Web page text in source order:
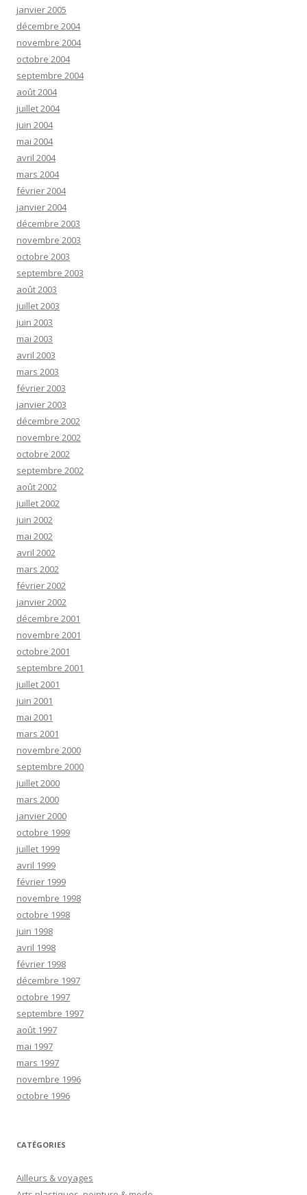
janvier 2005
décembre 2004
novembre 2004
octobre 2004
septembre 2004
août 2004
juillet 2004
juin 2004
mai 2004
avril 2004
mars 2004
février 2004
janvier 2004
décembre 2003
novembre 2003
octobre 2003
septembre 2003
août 2003
juillet 2003
juin 2003
mai 2003
avril 2003
mars 2003
février 2003
janvier 2003
décembre 2002
novembre 2002
octobre 2002
septembre 2002
août 2002
juillet 2002
juin 2002
mai 2002
avril 2002
mars 2002
février 2002
janvier 2002
décembre 2001
novembre 2001
octobre 2001
septembre 2001
juillet 2001
juin 2001
mai 2001
mars 2001
novembre 2000
septembre 2000
juillet 2000
mars 2000
janvier 2000
octobre 1999
juillet 1999
avril 1999
février 1999
novembre 1998
octobre 1998
juin 1998
avril 1998
février 1998
décembre 1997
octobre 1997
septembre 1997
août 1997
mai 1997
mars 1997
novembre 1996
octobre 1996
CATÉGORIES
Ailleurs & voyages